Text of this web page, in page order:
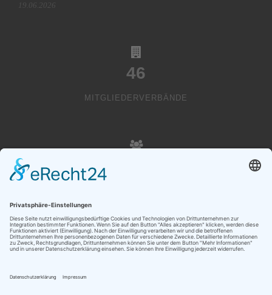
19.06.2026
46
MITGLIEDERVERBÄNDE